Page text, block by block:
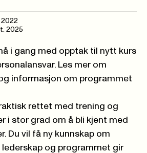
2022
2025
i gang med opptak til nytt kurs
Les mer om
informasjon om programmet
rettet med trening og
i stor grad om å bli kjent med
Du vil få ny kunnskap om
og programmet gir